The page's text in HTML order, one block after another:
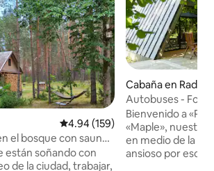
Calificación promedio: 4.94 de
4.94 (159)
el bosque con sauna
de remojo
están soñando con
de la ciudad, trabajar,
Cabaña en
Autobuses -
Maple
Bienvenido a
«Maple», nuestra
en medio de la
ansioso por